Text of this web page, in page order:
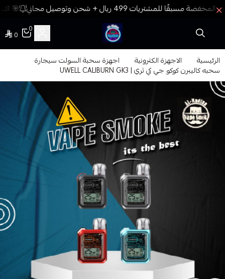
🎯
فيب المدينة
0
0
الرئيسية الاجهزة الكترونية اجهزة سحبة السولت سيجارة
سحبه كاليبرن كوكو جي كي ثري | UWELL CALIBURN GK3